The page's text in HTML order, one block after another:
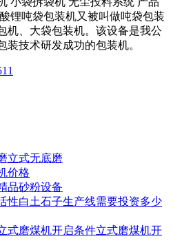
锂吨袋包装机又被叫做吨袋包装
机、大袋包装机。该设备是我公
装技术研发成功的包装机。
立式无底磨
价格
品砂粉设备
性白土石子生产线需要投资多少
式磨煤机开启条件立式磨煤机开